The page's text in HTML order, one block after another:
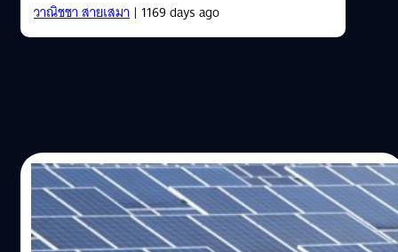
วาณิชชา สายเสมา| 1169 days ago
23/05/2023
ปธน.ไบเดน ใช้สิทธิวีโต้ งดภาษีนำเข้าแผงโซ
ลาร์จาก 4 ประเทศในอาเซียนนาน 2 ปี